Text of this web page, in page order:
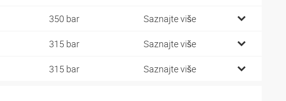
350 bar Saznajte više
315 bar Saznajte više
315 bar Saznajte više